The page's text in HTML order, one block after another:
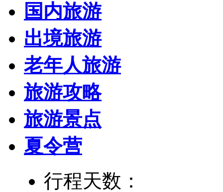
国内旅游
出境旅游
老年人旅游
旅游攻略
旅游景点
夏令营
行程天数：